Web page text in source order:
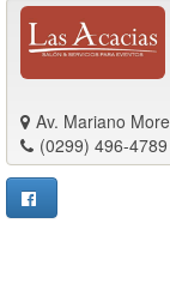
Av. Mariano
(0299) 496-